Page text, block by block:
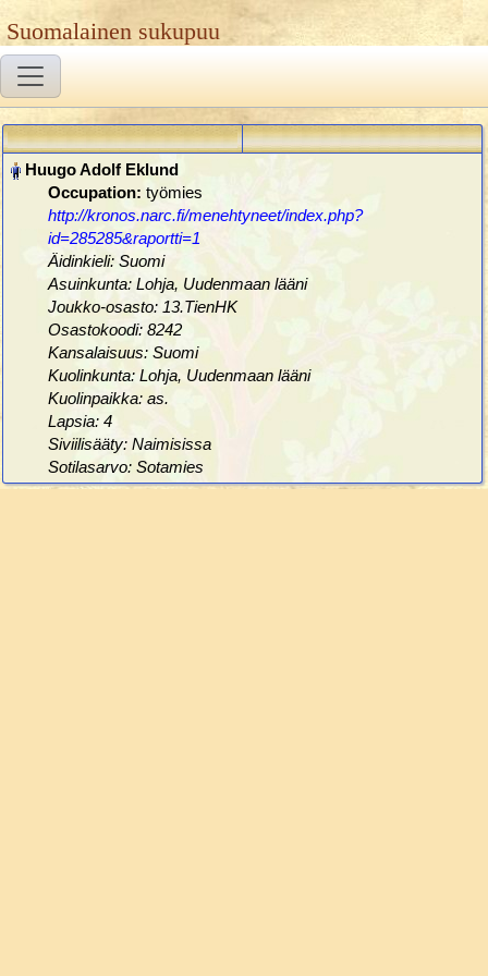
Suomalainen sukupuu
Occupation: työmies
http://kronos.narc.fi/menehtyneet/index.php?
id=285285&raportti=1
Äidinkieli: Suomi
Asuinkunta: Lohja, Uudenmaan lääni
Joukko-osasto: 13.TienHK
Osastokoodi: 8242
Kansalaisuus: Suomi
Kuolinkunta: Lohja, Uudenmaan lääni
Kuolinpaikka: as.
Lapsia: 4
Siviilisääty: Naimisissa
Sotilasarvo: Sotamies